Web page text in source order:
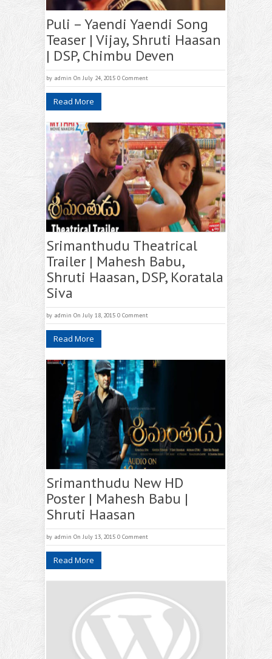
Puli – Yaendi Yaendi Song
Teaser | Vijay, Shruti Haasan
| DSP, Chimbu Deven
by admin On July 24, 2015 0 Comment
Read More
Srimanthudu Theatrical
Trailer | Mahesh Babu,
Shruti Haasan, DSP, Koratala
Siva
by admin On July 18, 2015 0 Comment
Read More
Srimanthudu‬ New HD
Poster | Mahesh Babu |
Shruti Haasan
by admin On July 13, 2015 0 Comment
Read More